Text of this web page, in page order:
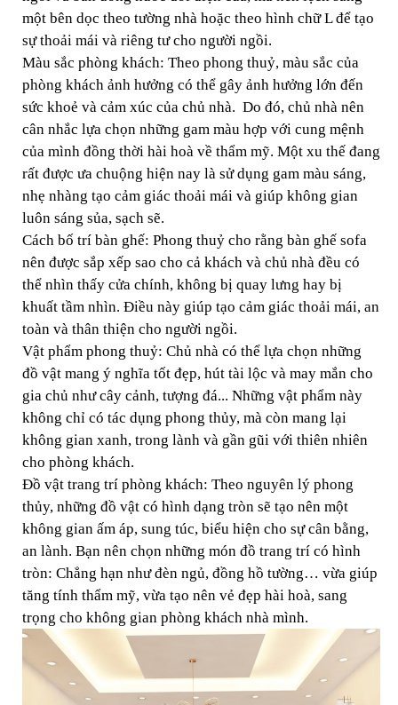
một bên dọc theo tường nhà hoặc theo hình chữ L để tạo
sự thoải mái và riêng tư cho người ngồi.
Màu sắc phòng khách: Theo phong thuỷ, màu sắc của
phòng khách ảnh hưởng có thể gây ảnh hưởng lớn đến
sức khoẻ và cảm xúc của chủ nhà. Do đó, chủ nhà nên
cân nhắc lựa chọn những gam màu hợp với cung mệnh
của mình đồng thời hài hoà về thẩm mỹ. Một xu thế đang
rất được ưa chuộng hiện nay là sử dụng gam màu sáng,
nhẹ nhàng tạo cảm giác thoải mái và giúp không gian
luôn sáng sủa, sạch sẽ.
Cách bố trí bàn ghế: Phong thuỷ cho rằng bàn ghế sofa
nên được sắp xếp sao cho cả khách và chủ nhà đều có
thể nhìn thấy cửa chính, không bị quay lưng hay bị
khuất tầm nhìn. Điều này giúp tạo cảm giác thoải mái, an
toàn và thân thiện cho người ngồi.
Vật phẩm phong thuỷ: Chủ nhà có thể lựa chọn những
đồ vật mang ý nghĩa tốt đẹp, hút tài lộc và may mắn cho
gia chủ như cây cảnh, tượng đá... Những vật phẩm này
không chỉ có tác dụng phong thủy, mà còn mang lại
không gian xanh, trong lành và gần gũi với thiên nhiên
cho phòng khách.
Đồ vật trang trí phòng khách: Theo nguyên lý phong
thủy, những đồ vật có hình dạng tròn sẽ tạo nên một
không gian ấm áp, sung túc, biểu hiện cho sự cân bằng,
an lành. Bạn nên chọn những món đồ trang trí có hình
tròn: Chẳng hạn như đèn ngủ, đồng hồ tường… vừa giúp
tăng tính thẩm mỹ, vừa tạo nên vẻ đẹp hài hoà, sang
trọng cho không gian phòng khách nhà mình.